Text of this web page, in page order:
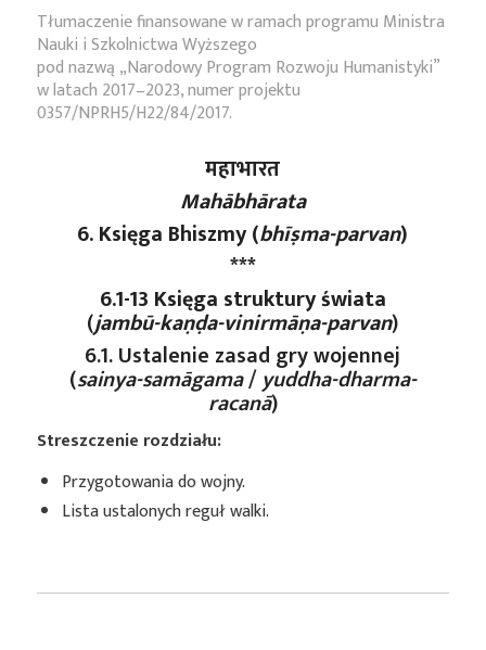
Tłumaczenie finansowane w ramach programu Ministra
Nauki i Szkolnictwa Wyższego
pod nazwą „Narodowy Program Rozwoju Humanistyki”
w latach 2017–2023, numer projektu
0357/NPRH5/H22/84/2017.
महाभारत
Mahābhārata
6. Księga Bhiszmy (bhīṣma-parvan)
***
6.1-13 Księga struktury świata
(jambū-kaṇḍa-vinirmāṇa-parvan)
6.1. Ustalenie zasad gry wojennej
(sainya-samāgama/yuddha-dharma-
racanā)
Streszczenie rozdziału:
Przygotowania do wojny.
Lista ustalonych reguł walki.